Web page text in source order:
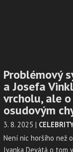
Problémový
a Josefa
vrcholu, ale
osudovým
3. 8. 2025 |
Není nic horšího než
Ivanka Devátá o tom